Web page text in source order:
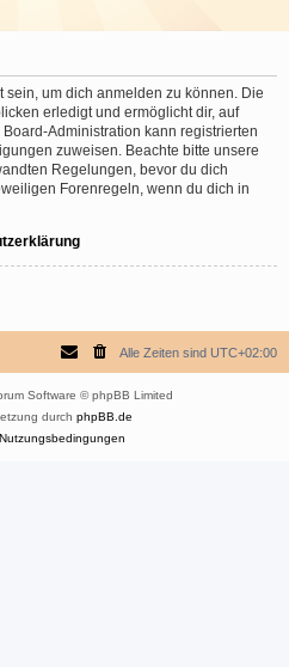
sein, um dich anmelden zu können. Die
erledigt und ermöglicht dir, auf
Administration kann registrierten
zuweisen. Beachte bitte unsere
Regelungen, bevor du dich
Forenregeln, wenn du dich in
Alle Zeiten sind UTC+02:00
Software © phpBB Limited
durch phpBB.de
Nutzungsbedingungen